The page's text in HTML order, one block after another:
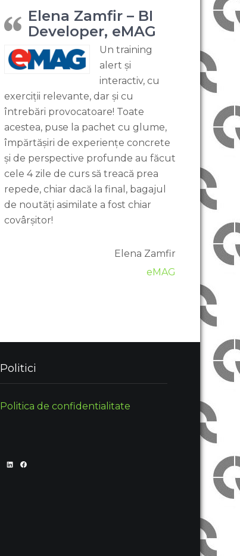
Elena Zamfir – BI
Developer, eMAG
Un training
alert și
interactiv, cu
exerciții relevante, dar și cu
întrebări provocatoare! Toate
acestea, puse la pachet cu glume,
împărtășiri de experiențe concrete
și de perspective profunde au făcut
cele 4 zile de curs să treacă prea
repede, chiar dacă la final, bagajul
de noutăți asimilate a fost chiar
covârșitor!
Elena Zamfir
eMAG
Politici
Politica de confidentialitate